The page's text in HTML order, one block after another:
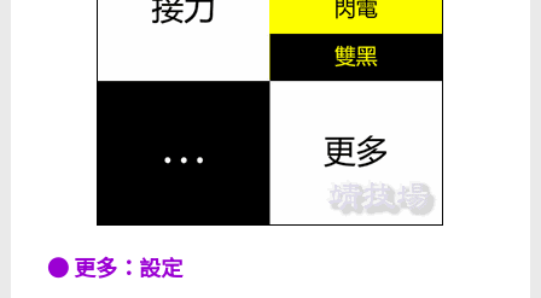
● 更多：設定